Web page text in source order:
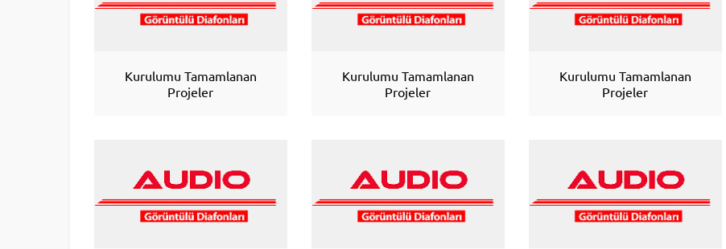
Kurulumu Tamamlanan
Projeler
Kurulumu Tamamlanan
Projeler
Kurulumu Tamamlanan
Projeler